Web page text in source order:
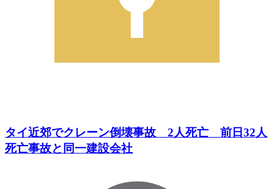
タイ近郊でクレーン倒壊事故 2人死亡 前日32人
死亡事故と同一建設会社